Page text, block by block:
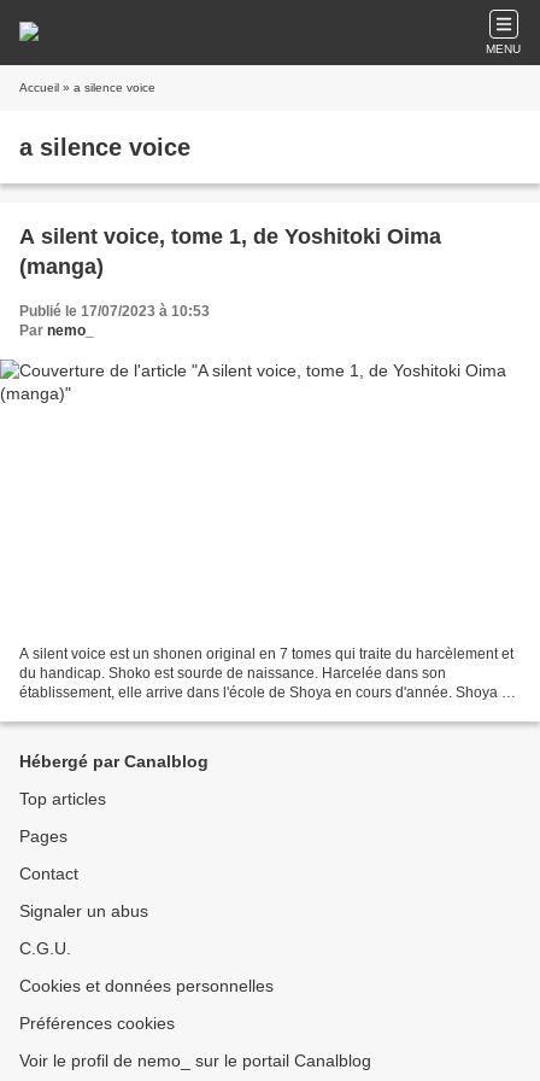
MENU
Accueil » a silence voice
a silence voice
A silent voice, tome 1, de Yoshitoki Oima
(manga)
Publié le 17/07/2023 à 10:53
Par nemo_
A silent voice est un shonen original en 7 tomes qui traite du harcèlement et
du handicap. Shoko est sourde de naissance. Harcelée dans son
établissement, elle arrive dans l'école de Shoya en cours d'année. Shoya est
Hébergé par Canalblog
Top articles
Pages
Contact
Signaler un abus
C.G.U.
Cookies et données personnelles
Préférences cookies
Voir le profil de nemo_ sur le portail Canalblog